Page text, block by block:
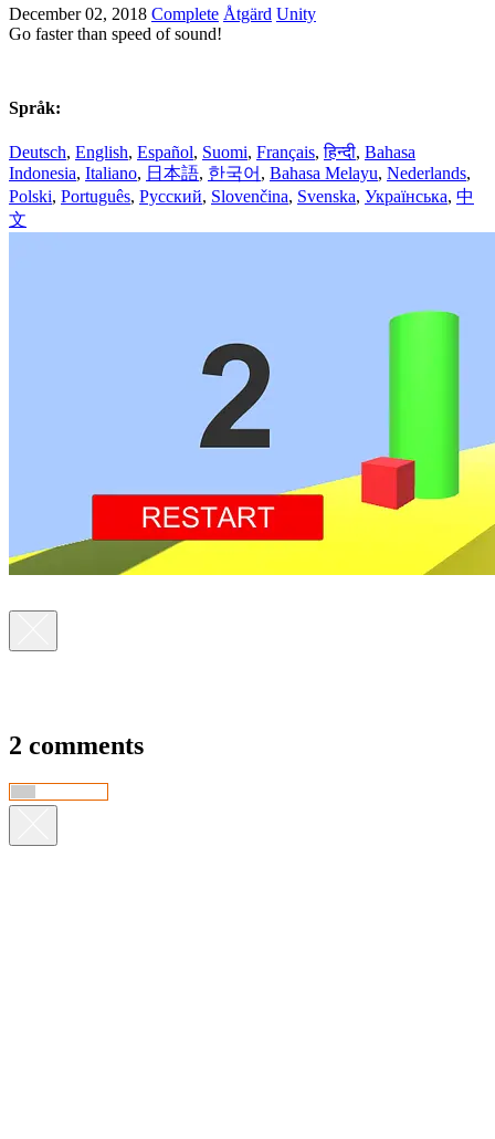
December 02, 2018 Complete Åtgärd Unity
Go faster than speed of sound!
Språk:
Deutsch, English, Español, Suomi, Français,हिन्दी, Bahasa
Indonesia, Italiano, 日本語, 한국어 , Bahasa Melayu, Nederlands,
Polski, Português, Русский, Slovenčina, Svenska, Українська, 中
文
2 comments